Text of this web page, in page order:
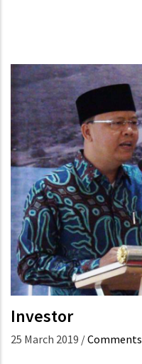
Investor
25 March 2019 /Comments